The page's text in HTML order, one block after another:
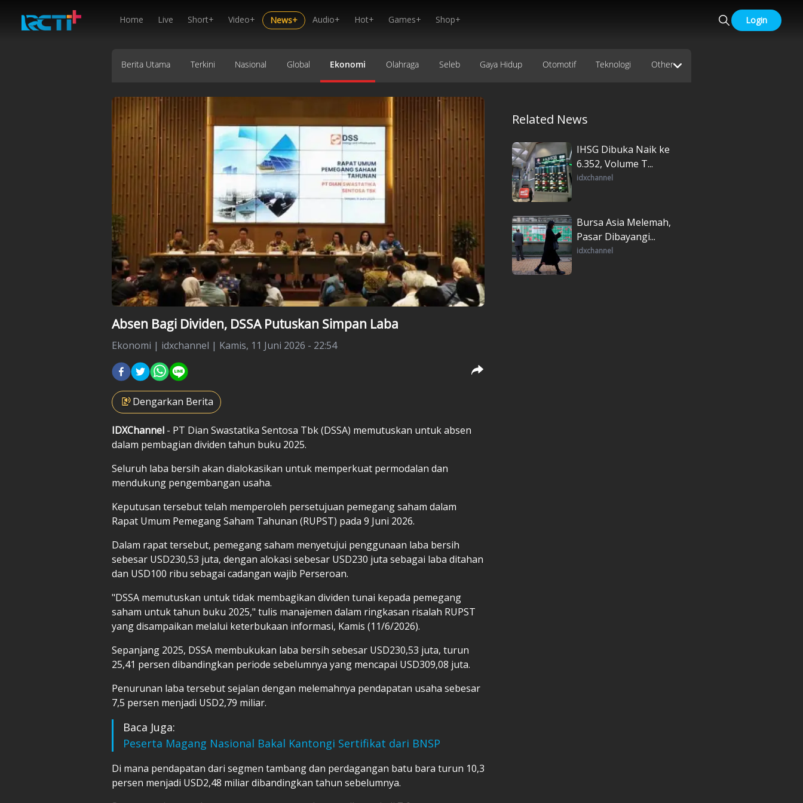
Home Live Short+ Video+ News+ Audio+ Hot+ Games+ Shop+ Login
Berita Utama Terkini Nasional Global Ekonomi Olahraga Seleb Gaya Hidup Otomotif Teknologi Other
Absen Bagi Dividen, DSSA Putuskan Simpan Laba
Ekonomi | idxchannel | Kamis, 11 Juni 2026 - 22:54
Dengarkan Berita
IDXChannel - PT Dian Swastatika Sentosa Tbk (DSSA) memutuskan untuk absen
dalam pembagian dividen tahun buku 2025.
Seluruh laba bersih akan dialokasikan untuk memperkuat permodalan dan
mendukung pengembangan usaha.
Keputusan tersebut telah memperoleh persetujuan pemegang saham dalam
Rapat Umum Pemegang Saham Tahunan (RUPST) pada 9 Juni 2026.
Dalam rapat tersebut, pemegang saham menyetujui penggunaan laba bersih
sebesar USD230,53 juta, dengan alokasi sebesar USD230 juta sebagai laba ditahan
dan USD100 ribu sebagai cadangan wajib Perseroan.
"DSSA memutuskan untuk tidak membagikan dividen tunai kepada pemegang
saham untuk tahun buku 2025," tulis manajemen dalam ringkasan risalah RUPST
yang disampaikan melalui keterbukaan informasi, Kamis (11/6/2026).
Sepanjang 2025, DSSA membukukan laba bersih sebesar USD230,53 juta, turun
25,41 persen dibandingkan periode sebelumnya yang mencapai USD309,08 juta.
Penurunan laba tersebut sejalan dengan melemahnya pendapatan usaha sebesar
7,5 persen menjadi USD2,79 miliar.
Baca Juga:
Peserta Magang Nasional Bakal Kantongi Sertifikat dari BNSP
Di mana pendapatan dari segmen tambang dan perdagangan batu bara turun 10,3
persen menjadi USD2,48 miliar dibandingkan tahun sebelumnya.
Related News
IHSG Dibuka Naik ke
6.352, Volume T...
idxchannel
Bursa Asia Melemah,
Pasar Dibayangi...
idxchannel